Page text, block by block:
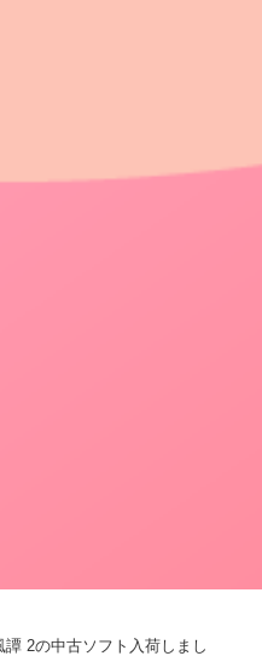
譚 2の中古ソフト入荷しまし